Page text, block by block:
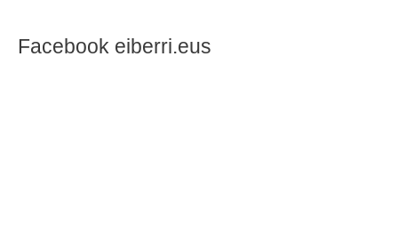
Facebook eiberri.eus